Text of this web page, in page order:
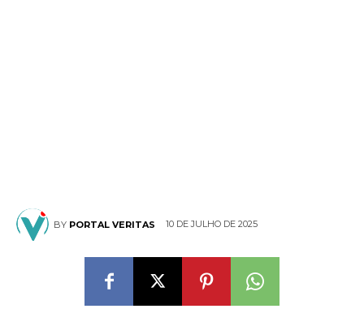
BY PORTAL VERITAS 10 DE JULHO DE 2025